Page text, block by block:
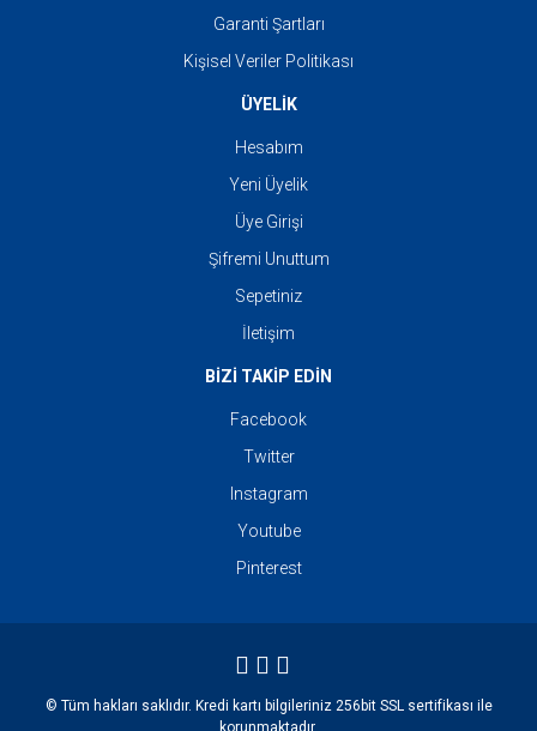
Garanti Şartları
Kişisel Veriler Politikası
ÜYELİK
Hesabım
Yeni Üyelik
Üye Girişi
Şifremi Unuttum
Sepetiniz
İletişim
BİZİ TAKİP EDİN
Facebook
Twitter
Instagram
Youtube
Pinterest
© Tüm hakları saklıdır. Kredi kartı bilgileriniz 256bit SSL sertifikası ile
korunmaktadır.